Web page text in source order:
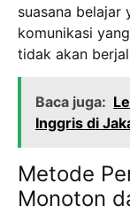
suasana belajar
komunikasi
tidak akan
Baca juga:
Inggris di
Metode
Monoton